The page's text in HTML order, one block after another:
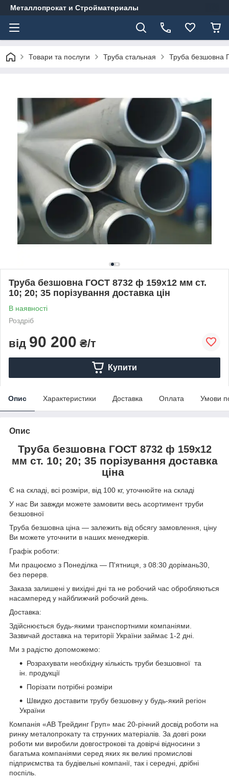
Металлопрокат и Стройматериалы
Товари та послуги Труба стальная Труба безшовна
Труба безшовна ГОСТ 8732 ф 159х12 мм ст.
10; 20; 35 порізування доставка цін
В наявності
Роздріб
від 90 200 ₴/т
Купити
Опис Характеристики Доставка Оплата Умови
Опис
Труба безшовна ГОСТ 8732 ф 159х12
мм ст. 10; 20; 35 порізування доставка
ціна
Є на складі, всі розміри, від 100 кг, уточнюйте на складі
У нас Ви завжди можете замовити весь асортимент труби
безшовної
Труба безшовна ціна — залежить від обсягу замовлення, ціну
Ви можете уточнити в наших менеджерів.
Графік роботи:
Ми працюємо з Понеділка — П'ятниця, з 08:30 дорімань30,
без перерв.
Заказа залишені у вихідні дні та не робочий час обробляються
насамперед у найближчий робочий день.
Доставка:
Здійснюється будь-якими транспортними компаніями.
Зазвичай доставка на території України займає 1-2 дні.
Ми з радістю допоможемо:
Розрахувати необхідну кількість труби безшовної та
ін. продукції
Порізати потрібні розміри
Швидко доставити трубу безшовну у будь-який регіон
України
Компанія «АВ Трейдинг Груп» має 20-річний досвід роботи на
ринку металопрокату та струнких матеріалів. За довгі роки
роботи ми виробили довгострокові та довірчі відносини з
багатьма компаніями серед яких як великі промислові
підприємства та будівельні компанії, так і середні, дрібні
поспіль.